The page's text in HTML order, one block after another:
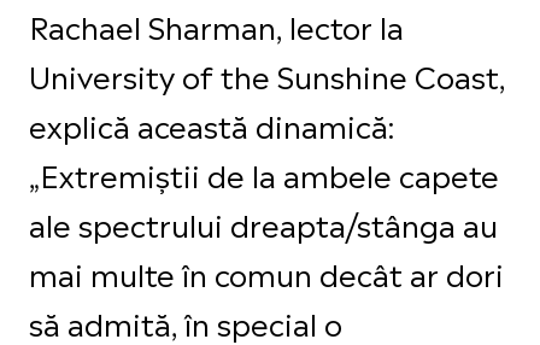
Rachael Sharman, lector la
University of the Sunshine Coast,
explică această dinamică:
„Extremiștii de la ambele capete
ale spectrului dreapta/stânga au
mai multe în comun decât ar dori
să admită, în special o